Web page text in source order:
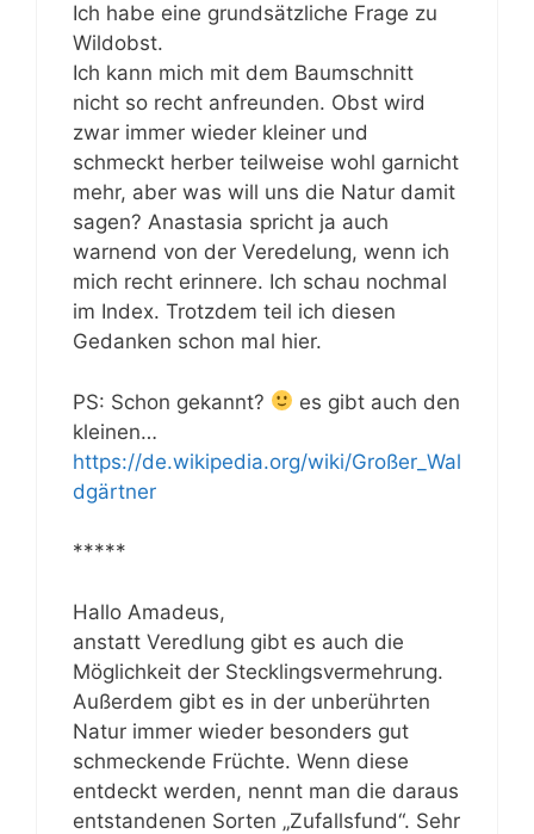
Ich habe eine grundsätzliche Frage zu
Wildobst.
Ich kann mich mit dem Baumschnitt
nicht so recht anfreunden. Obst wird
zwar immer wieder kleiner und
schmeckt herber teilweise wohl garnicht
mehr, aber was will uns die Natur damit
sagen? Anastasia spricht ja auch
warnend von der Veredelung, wenn ich
mich recht erinnere. Ich schau nochmal
im Index. Trotzdem teil ich diesen
Gedanken schon mal hier.
PS: Schon gekannt?
es gibt auch den
kleinen…
https://de.wikipedia.org/wiki/Großer_Wal
dgärtner
*****
Hallo Amadeus,
anstatt Veredlung gibt es auch die
Möglichkeit der Stecklingsvermehrung.
Außerdem gibt es in der unberührten
Natur immer wieder besonders gut
schmeckende Früchte. Wenn diese
entdeckt werden, nennt man die daraus
entstandenen Sorten „Zufallsfund“. Sehr